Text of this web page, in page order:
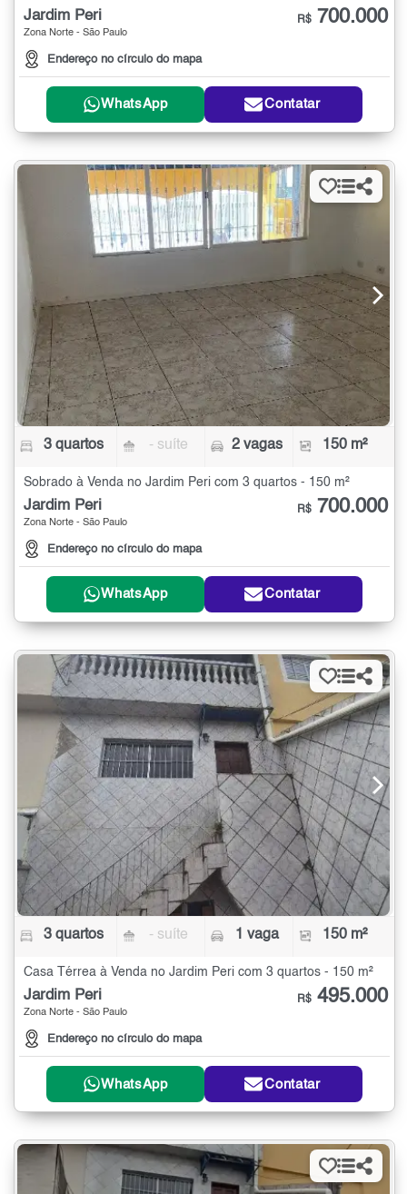
Jardim Peri
Zona Norte - São Paulo
Endereço no círculo do mapa
R$ 700.000
WhatsApp Contatar
3 quartos - suíte 2 vagas 150 m²
Sobrado à Venda no Jardim Peri com 3 quartos - 150 m²
Jardim Peri
Zona Norte - São Paulo
Endereço no círculo do mapa
R$ 700.000
WhatsApp Contatar
3 quartos - suíte 1 vaga 150 m²
Casa Térrea à Venda no Jardim Peri com 3 quartos - 150 m²
Jardim Peri
Zona Norte - São Paulo
Endereço no círculo do mapa
R$ 495.000
WhatsApp Contatar